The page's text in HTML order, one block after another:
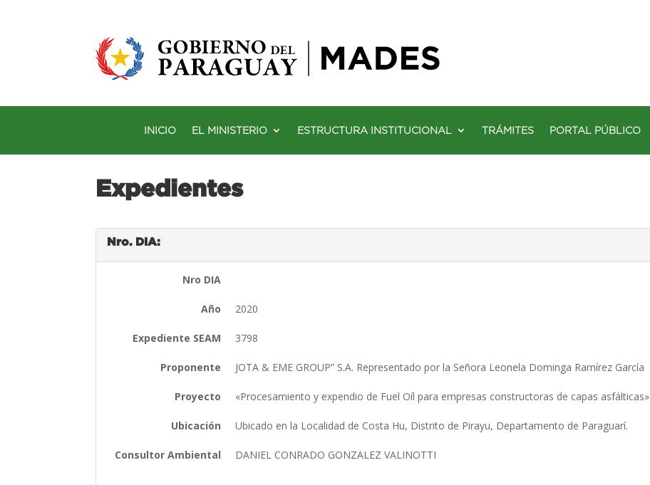
INICIO EL MINISTERIO ESTRUCTURA INSTITUCIONAL TRÁMITES PORTAL PÚBLICO
Expedientes
Nro. DIA:
Nro DIA
Año 2020
Expediente SEAM 3798
Proponente JOTA & EME GROUP” S.A. Representado por la Señora Leonela Dominga Ramírez García
Proyecto «Procesamiento y expendio de Fuel Oíl para empresas constructoras de capas asfálticas»
Ubicación Ubicado en la Localidad de Costa Hu, Distrito de Pirayu, Departamento de Paraguarí.
Consultor Ambiental DANIEL CONRADO GONZALEZ VALINOTTI